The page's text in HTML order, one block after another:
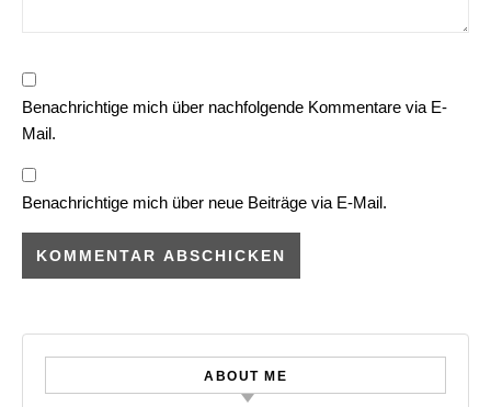
Benachrichtige mich über nachfolgende Kommentare via E-
Mail.
Benachrichtige mich über neue Beiträge via E-Mail.
ABOUT ME